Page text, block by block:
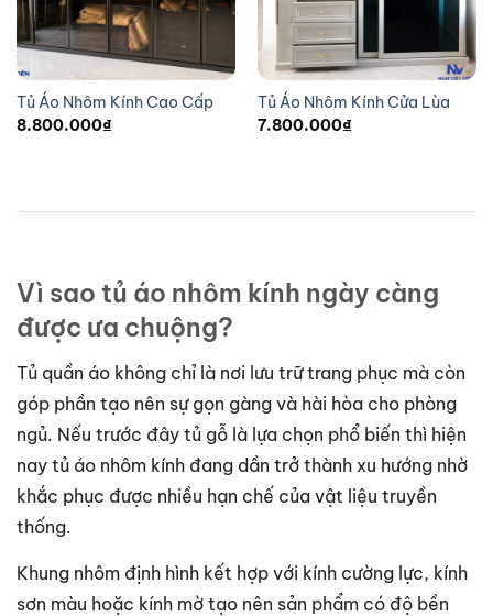
Tủ Áo Nhôm Kính Cao Cấp
8.800.000₫
Tủ Áo Nhôm Kính Cửa Lùa
7.800.000₫
Vì sao tủ áo nhôm kính ngày càng
được ưa chuộng?
Tủ quần áo không chỉ là nơi lưu trữ trang phục mà còn
góp phần tạo nên sự gọn gàng và hài hòa cho phòng
ngủ. Nếu trước đây tủ gỗ là lựa chọn phổ biến thì hiện
nay tủ áo nhôm kính đang dần trở thành xu hướng nhờ
khắc phục được nhiều hạn chế của vật liệu truyền
thống.
Khung nhôm định hình kết hợp với kính cường lực, kính
sơn màu hoặc kính mờ tạo nên sản phẩm có độ bền